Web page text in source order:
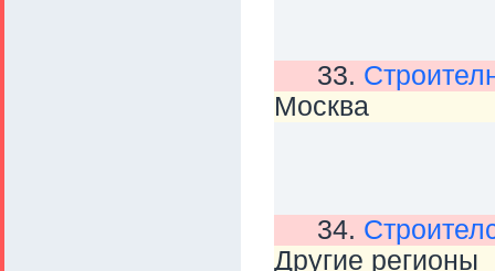
33.
Москва
34.
Другие регионы